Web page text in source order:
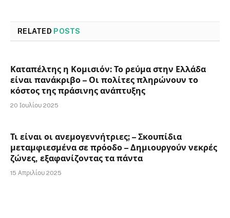
RELATED POSTS
Καταπέλτης η Κομισιόν: Το ρεύμα στην Ελλάδα
είναι πανάκριβο – Οι πολίτες πληρώνουν το
κόστος της πράσινης ανάπτυξης
20 Ιουλίου 2025
Τι είναι οι ανεμογεννήτριες; – Σκουπίδια
μεταμφιεσμένα σε πρόοδο – Δημιουργούν νεκρές
ζώνες, εξαφανίζοντας τα πάντα
15 Απριλίου 2025